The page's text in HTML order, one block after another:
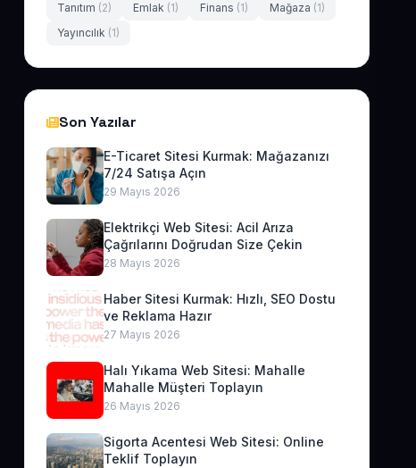
Tanıtım (2) Emlak (1) Finans (1) Mağaza (1)
Yayıncılık (1)
Son Yazılar
E-Ticaret Sitesi Kurmak: Mağazanızı
7/24 Satışa Açın
29 Mayıs 2026
Elektrikçi Web Sitesi: Acil Arıza
Çağrılarını Doğrudan Size Çekin
28 Mayıs 2026
Haber Sitesi Kurmak: Hızlı, SEO Dostu
ve Reklama Hazır
27 Mayıs 2026
Halı Yıkama Web Sitesi: Mahalle
Mahalle Müşteri Toplayın
26 Mayıs 2026
Sigorta Acentesi Web Sitesi: Online
Teklif Toplayın